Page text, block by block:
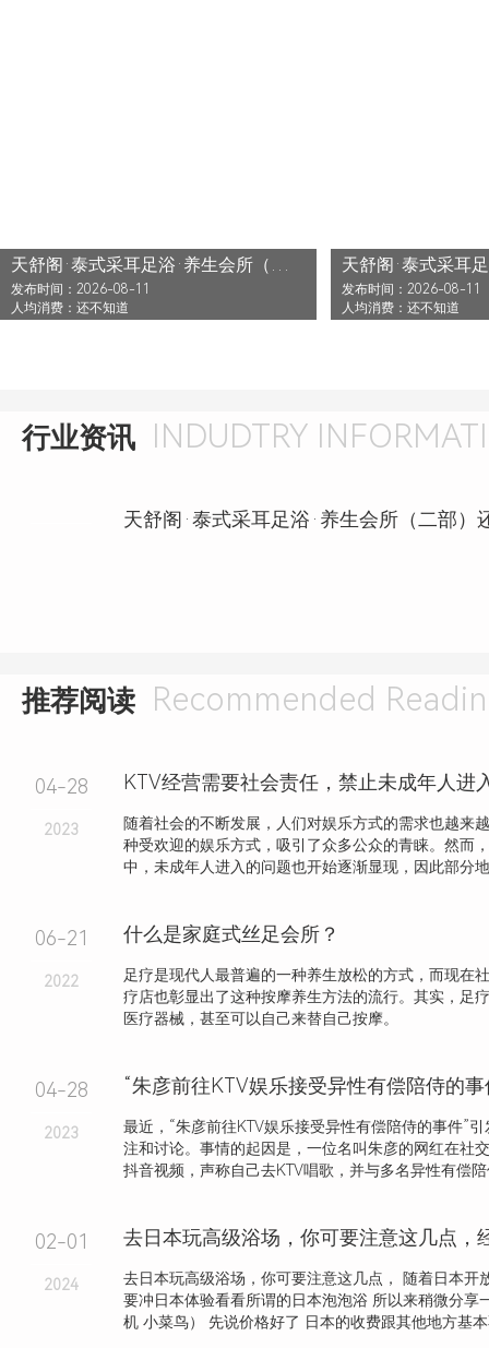
天舒阁·泰式采耳足浴·养生会所（二部）还没发布活动
发布时间：2026-08-11
人均消费：还不知道
发布时间：2026-08-11
人均消费：还不知道
行业资讯 INDUDTRY
推荐阅读 Recommended
04-28
2023
随着社会的不断发展，人们对娱乐方式的需求也越来
种受欢迎的娱乐方式，吸引了众多公众的青睐。然而
中，未成年人进入的问题也开始逐渐显现，因此部分
06-21
2022
什么是家庭式丝足会所？
足疗是现代人最普遍的一种养生放松的方式，而现在
疗店也彰显出了这种按摩养生方法的流行。其实，足
医疗器械，甚至可以自己来替自己按摩。
04-28
2023
“朱彦前往KTV娱乐接受异性有偿陪侍的
最近，“朱彦前往KTV娱乐接受异性有偿陪侍的事件”
注和讨论。事情的起因是，一位名叫朱彦的网红在社
抖音视频，声称自己去KTV唱歌，并与多名异性有偿陪
02-01
2024
去日本玩高级浴场，你可要注意这几点，
去日本玩高级浴场，你可要注意这几点， 随着日本开
要冲日本体验看看所谓的日本泡泡浴 所以来稍微分享
机 小菜鸟） 先说价格好了 日本的收费跟其他地方基本